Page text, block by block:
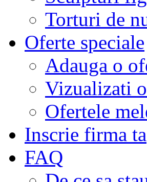
Torturi de
Oferte speciale
Adauga o
Vizualizati
Ofertele
Inscrie firma ta
FAQ